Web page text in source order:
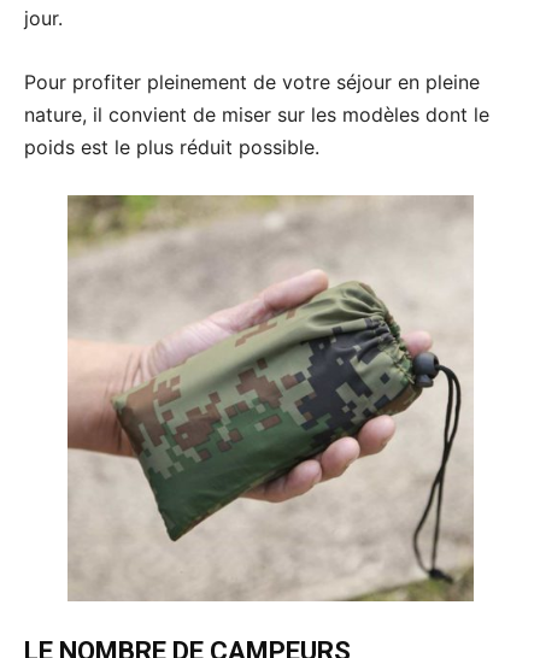
jour.
Pour profiter pleinement de votre séjour en pleine
nature, il convient de miser sur les modèles dont le
poids est le plus réduit possible.
LE NOMBRE DE CAMPEURS